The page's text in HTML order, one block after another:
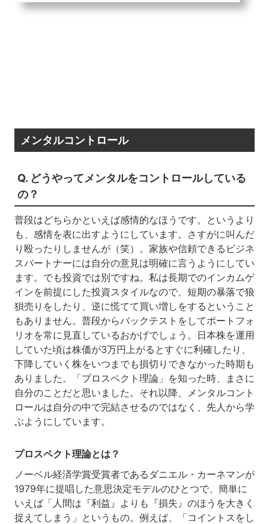
メンタルコントロール
Q. どうやってメンタルをコントロールしている
の？
普段はどちらかといえば感情的なほうです。というより
も、感情を表に出すようにしています。さすがに叫んだ
り殴ったりしませんが（笑）。家族や信頼できるビジネ
スパートナーには自分の意見は明確に言うようにしてい
ます。でも投資では別ですね。私は長期でのインカムゲ
インを前提にした投資スタイルなので、短期の暴落で狼
狽売りをしたり、逆に慌てて買い増しをするということ
もありません。普段からバックテストをしてポートフォ
リオを常に見直しているおかげでしょう。日本株を運用
していた頃は株価が3万円上がるとすぐに利確したり、
下降していく株をいつまでも損切りできなかった時期も
ありました。「プロスペクト理論」を知った時、まさに
自分のことだと思いました。それ以降、メンタルコント
ロールは自分の中で完結させるのではなく、先人から学
ぶようにしています。
プロスペクト理論とは？
ノーベル経済学賞受賞者であるダニエル・カーネマンが
1979年に提唱した意思決定モデルのひとつで、簡単に
いえば「人間は『利益』よりも『損失』のほうを大きく
捉えてしまう」というもの。例えば、「コイントスをし